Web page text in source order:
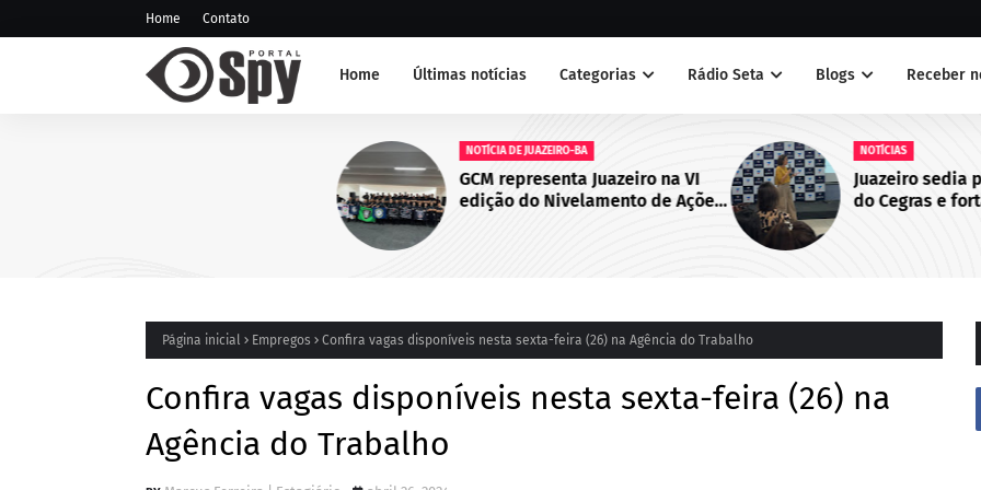
Home Contato
Home Últimas notícias Categorias Rádio Seta Blogs Receber
NOTÍCIA DE JUAZEIRO-BA
GCM representa Juazeiro na VI
edição do Nivelamento de Ações
Táticas (NAT-ROMU), em Cabo de
Santo Agostinho (PE)
Juazeiro sedia primeiro encontro
do Cegras e fortalece integração
da saúde na Macrorregião Norte
Página inicial Empregos Confira vagas disponíveis nesta sexta-feira (26) na Agência do Trabalho
Confira vagas disponíveis nesta sexta-feira (26) na
Agência do Trabalho